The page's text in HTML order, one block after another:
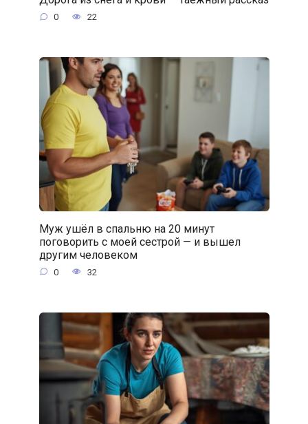
0 22
Муж ушёл в спальню на 20 минут
поговорить с моей сестрой — и вышел
другим человеком
0 32